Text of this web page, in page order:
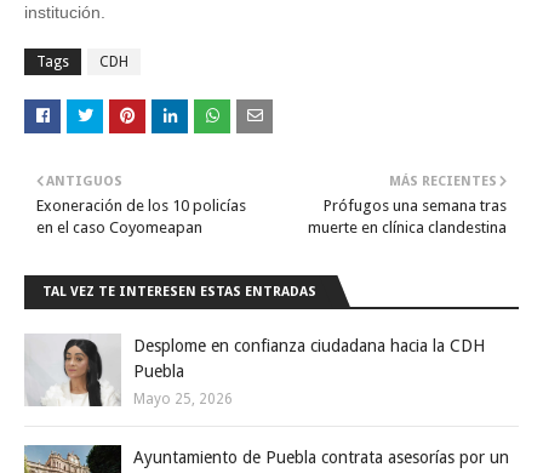
institución.
Tags CDH
MÁS RECIENTES
Prófugos una semana tras
muerte en clínica clandestina
ANTIGUOS
Exoneración de los 10 policías
en el caso Coyomeapan
TAL VEZ TE INTERESEN ESTAS ENTRADAS
Desplome en confianza ciudadana hacia la CDH
Puebla
Mayo 25, 2026
Ayuntamiento de Puebla contrata asesorías por un